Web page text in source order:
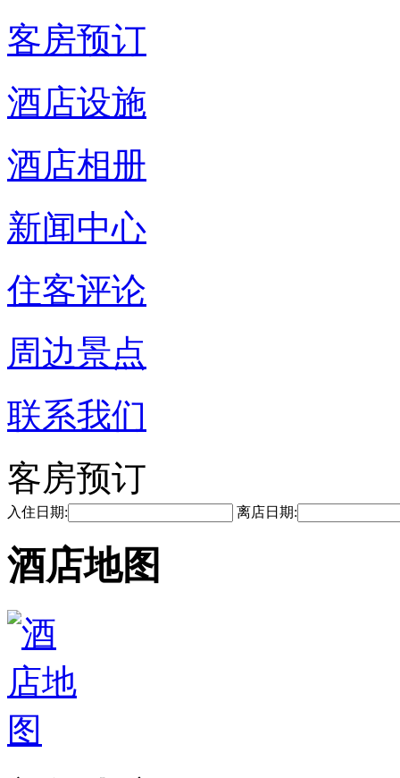
客房预订
酒店设施
酒店相册
新闻中心
住客评论
周边景点
联系我们
客房预订
入住日期: 离店日期:
酒店地图